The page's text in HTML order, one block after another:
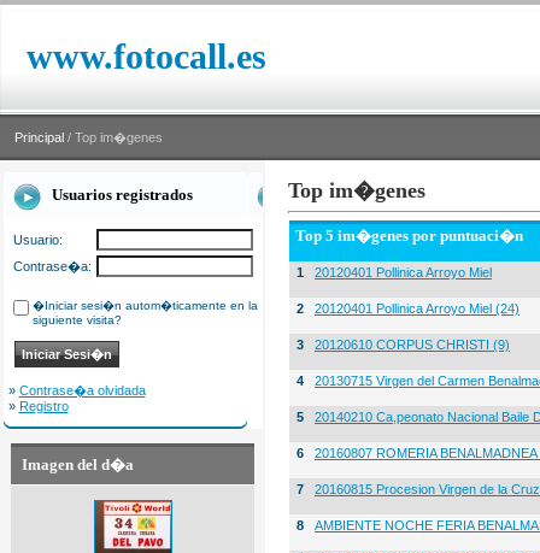
www.fotocall.es
Principal / Top im�genes
Usuarios registrados
Usuario:
Contrase�a:
�Iniciar sesi�n autom�ticamente en la
siguiente visita?
» Contrase�a olvidada
» Registro
Imagen del d�a
Top im�genes
Top 5 im�genes por puntuaci�n
1 20120401 Pollinica Arroyo Miel
2 20120401 Pollinica Arroyo Miel (24)
3 20120610 CORPUS CHRISTI (9)
4 20130715 Virgen del Carmen
5 20140210 Ca,peonato Nacional Baile
6 20160807 ROMERIA
7 20160815 Procesion Virgen de la
8 AMBIENTE NOCHE FERIA